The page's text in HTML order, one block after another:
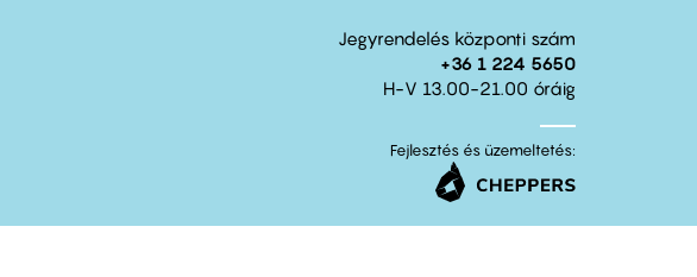
Jegyrendelés központi szám
+36 1 224 5650
H-V 13.00-21.00 óráig
Fejlesztés és üzemeltetés: